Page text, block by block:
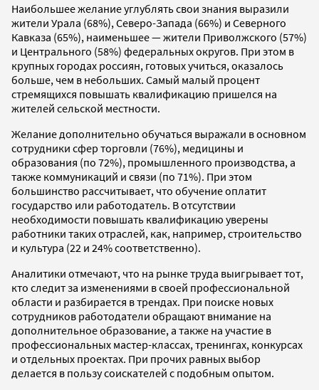
Наибольшее желание углублять свои знания выразили
жители Урала (68%), Северо-Запада (66%) и Северного
Кавказа (65%), наименьшее — жители Приволжского (57%)
и Центрального (58%) федеральных округов. При этом в
крупных городах россиян, готовых учиться, оказалось
больше, чем в небольших. Самый малый процент
стремящихся повышать квалификацию пришелся на
жителей сельской местности.
Желание дополнительно обучаться выражали в основном
сотрудники сфер торговли (76%), медицины и
образования (по 72%), промышленного производства, а
также коммуникаций и связи (по 71%). При этом
большинство рассчитывает, что обучение оплатит
государство или работодатель. В отсутствии
необходимости повышать квалификацию уверены
работники таких отраслей, как, например, строительство
и культура (22 и 24% соответственно).
Аналитики отмечают, что на рынке труда выигрывает тот,
кто следит за изменениями в своей профессиональной
области и разбирается в трендах. При поиске новых
сотрудников работодатели обращают внимание на
дополнительное образование, а также на участие в
профессиональных мастер-классах, тренингах, конкурсах
и отдельных проектах. При прочих равных выбор
делается в пользу соискателей с подобным опытом.